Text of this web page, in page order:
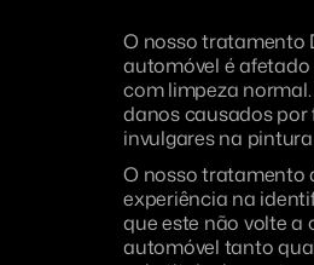
O nosso tratamento
automóvel é
com limpeza
danos causados por
invulgares na
O nosso tratamento
experiência na
que este não volte a
automóvel tanto